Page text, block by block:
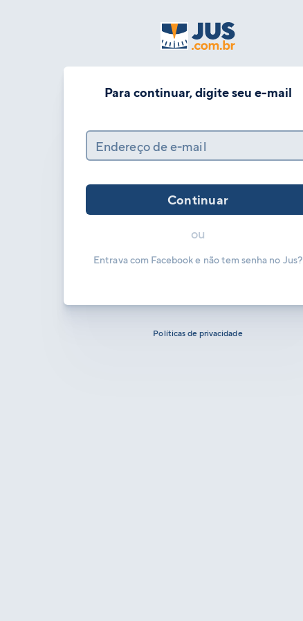
Para continuar, digite seu e-mail
Endereço de e-mail
Continuar
ou
Entrava com Facebook e não tem senha no Jus?
Políticas de privacidade